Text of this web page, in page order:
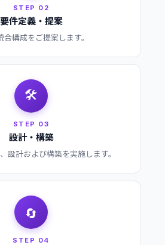
STEP 02
要件定義・提案
合構成をご提案します。
🛠️
STEP 03
設計・構築
設計および構築を実施します。
🔄
STEP 04